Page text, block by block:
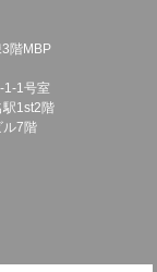
階MBP
1-1号室
駅1st2階
ル7階